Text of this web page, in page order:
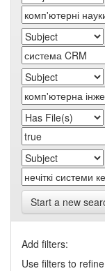
Start a new
Add filters:
Use filters to